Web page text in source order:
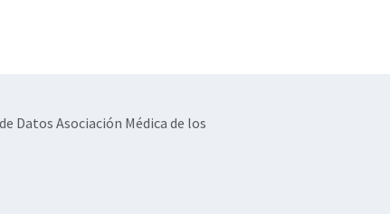
Datos Asociación Médica de los